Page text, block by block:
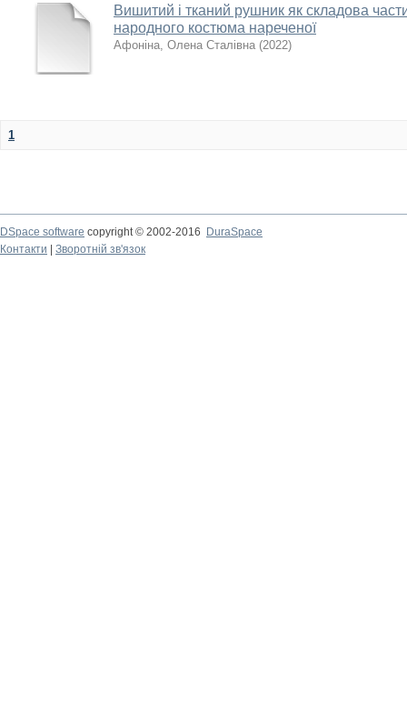
Вишитий і тканий рушник як складова
народного костюма нареченої
Афоніна, Олена Сталівна (2022)
1
DSpace software copyright © 2002-2016
DuraSpace
Контакти
Зворотній зв'язок